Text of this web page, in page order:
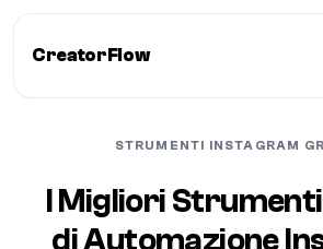
CreatorFlow
STRUMENTI INSTAGRAM
I Migliori
di Automazione